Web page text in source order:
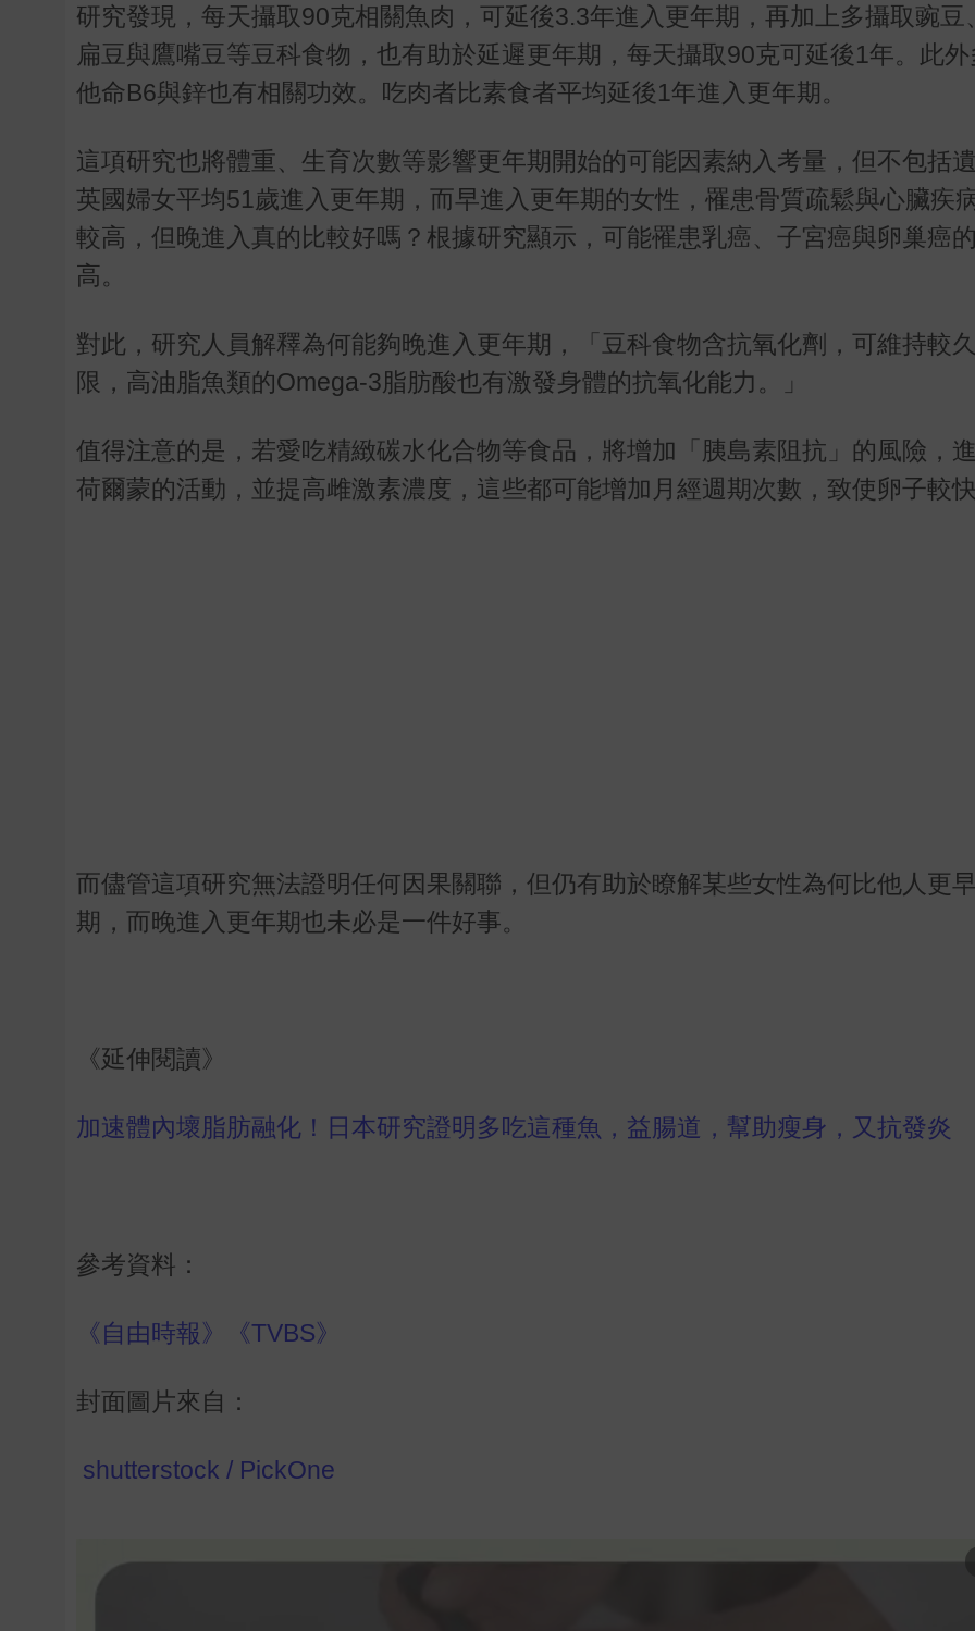
研究發現，每天攝取90克相關魚肉，可延後3.3年進入更年期，再加上多攝取豌豆
扁豆與鷹嘴豆等豆科食物，也有助於延遲更年期，每天攝取90克可延後1年。此
他命B6與鋅也有相關功效。吃肉者比素食者平均延後1年進入更年期。
這項研究也將體重、生育次數等影響更年期開始的可能因素納入考量，但不包括遺
英國婦女平均51歲進入更年期，而早進入更年期的女性，罹患骨質疏鬆與心臟疾
較高，但晚進入真的比較好嗎？根據研究顯示，可能罹患乳癌、子宮癌與卵巢癌
高。
對此，研究人員解釋為何能夠晚進入更年期，「豆科食物含抗氧化劑，可維持較
限，高油脂魚類的Omega-3脂肪酸也有激發身體的抗氧化能力。」
值得注意的是，若愛吃精緻碳水化合物等食品，將增加「胰島素阻抗」的風險，
荷爾蒙的活動，並提高雌激素濃度，這些都可能增加月經週期次數，致使卵子較快
而儘管這項研究無法證明任何因果關聯，但仍有助於瞭解某些女性為何比他人更
期，而晚進入更年期也未必是一件好事。
《延伸閱讀》
加速體內壞脂肪融化！日本研究證明多吃這種魚，益腸道，幫助瘦身，又抗發炎
參考資料：
《自由時報》 《TVBS》
封面圖片來自：
shutterstock / PickOne